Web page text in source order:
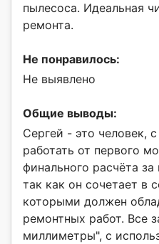
пылесоса. Идеальная
ремонта.
Не понравилось:
Не выявлено
Общие выводы:
Сергей - это человек,
работать от первого
финального расчёта
так как он сочетает в
которыми должен
ремонтных работ. Все
миллиметры", с